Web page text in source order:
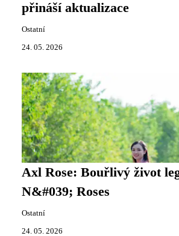
přináší aktualizace
Ostatní
24. 05. 2026
Axl Rose: Bouřlivý život
N&#039; Roses
Ostatní
24. 05. 2026